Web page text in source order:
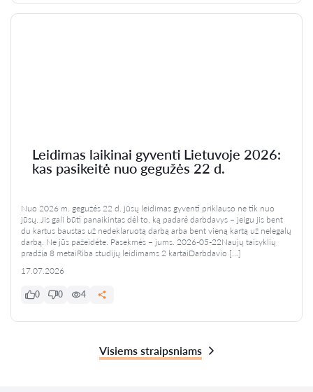
Leidimas laikinai gyventi Lietuvoje 2026:
kas pasikeitė nuo gegužės 22 d.
Nuo 2026 m. gegužės 22 d. jūsų leidimas gyventi priklauso ne tik nuo
jūsų. Jis gali būti panaikintas dėl to, ką padarė darbdavys – jeigu jis bent
du kartus baustas už nedeklaruotą darbą arba bent vieną kartą už nelegalų
darbą. Ne jūs pažeidėte. Pasekmės – jums. 2026-05-22Naujų taisyklių
pradžia 8 metaiRiba studijų leidimams 2 kartaiDarbdavio […]
17.07.2026
0 0 4
Visiems straipsniams